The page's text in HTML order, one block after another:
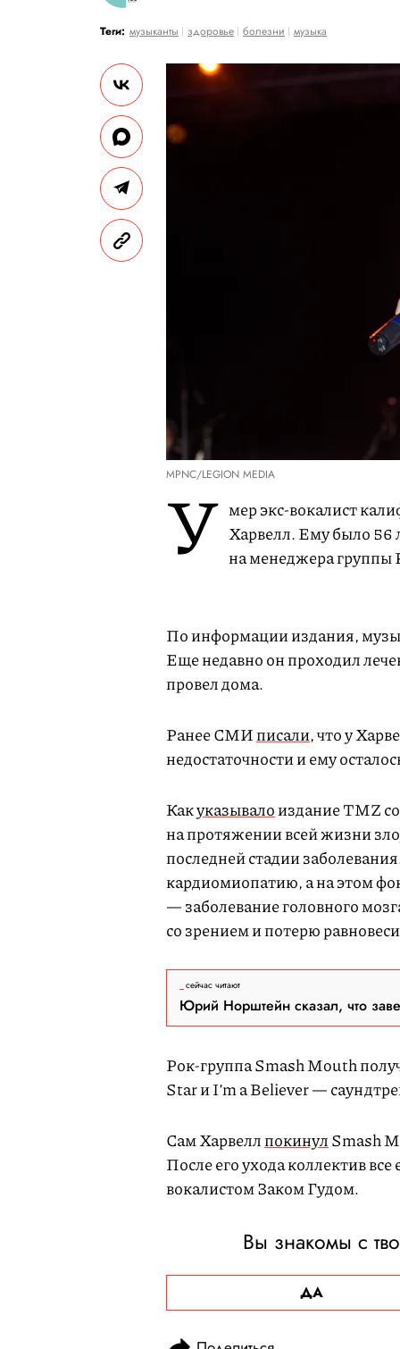
Теги: музыканты здоровье болезни музыка
MPNC/LEGION MEDIA
У мер экс-вокалист
Харвелл. Ему было 56
на менеджера группы
По информации издания,
Еще недавно он проходил
провел дома.
Ранее СМИписали, что у
недостаточности и ему
Какуказывалоиздание TMZ
на протяжении всей жизни
последней стадии
кардиомиопатию, а на этом
— заболевание головного
со зрением и потерю
сейчас читают
Юрий Норштейн сказал, что
Рок-группа Smash Mouth
Star и I’m a Believer —
Сам ХарвеллпокинулSmash
После его ухода коллектив
вокалистом Заком Гудом.
Вы знакомы с
ДА